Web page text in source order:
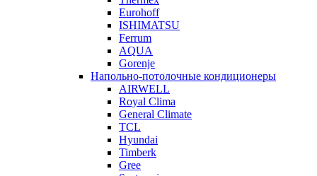
Eurohoff
ISHIMATSU
Ferrum
AQUA
Gorenje
Напольно-потолочные кондиционеры
AIRWELL
Royal Clima
General Climate
TCL
Hyundai
Timberk
Gree